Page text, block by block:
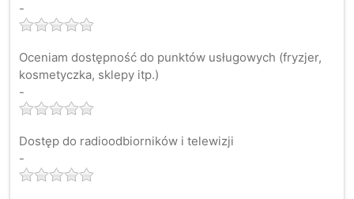
-
Oceniam dostępność do punktów usługowych (fryzjer,
kosmetyczka, sklepy itp.)
-
Dostęp do radioodbiorników i telewizji
-